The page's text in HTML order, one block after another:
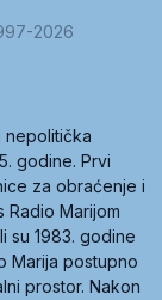
2026
nepolitička
godine. Prvi
za obraćenje i
Radio Marijom
su 1983. godine
Marija postupno
prostor. Nakon